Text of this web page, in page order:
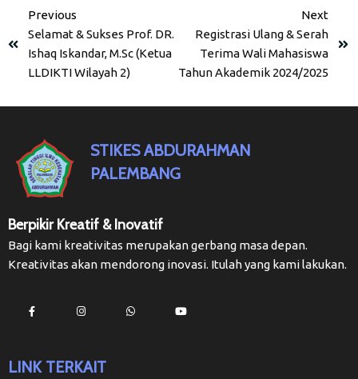
Previous
Selamat & Sukses Prof. DR.
Ishaq Iskandar, M.Sc (Ketua
LLDIKTI Wilayah 2)
Next
Registrasi Ulang & Serah
Terima Wali Mahasiswa
Tahun Akademik 2024/2025
STIKES ABDURAHMAN
PALEMBANG
Berpikir Kreatif & Inovatif
Bagi kami kreativitas merupakan gerbang masa depan.
Kreativitas akan mendorong inovasi. Itulah yang kami lakukan.
LINK TERKAIT